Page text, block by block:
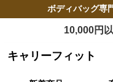
ボディバッグ専
10,000円
キャリーフィット